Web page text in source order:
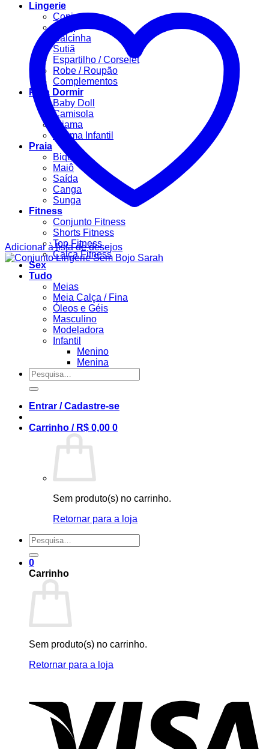
Lingerie
Conjuntos
Body
Calcinha
Sutiã
Espartilho / Corselet
Robe / Roupão
Complementos
Para Dormir
Baby Doll
Camisola
Pijama
Pijama Infantil
Praia
Biquíni
Maiô
Saída
Canga
Sunga
Fitness
Conjunto Fitness
Shorts Fitness
Top Fitness
Calça Fitness
Sex
Tudo
Meias
Meia Calça / Fina
Óleos e Géis
Masculino
Modeladora
Infantil
Menino
Menina
Pesquisar
por:
Entrar / Cadastre-se
Carrinho / R$ 0,00 0
Sem produto(s) no carrinho.
Retornar para a loja
Pesquisar
por:
0
Carrinho
Sem produto(s) no carrinho.
Retornar para a loja
Adicionar à lista de desejos